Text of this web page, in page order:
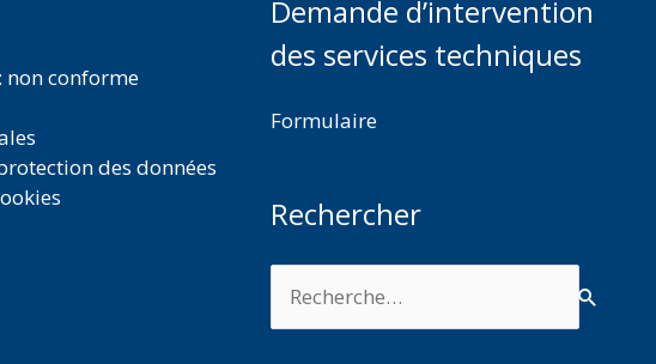
non conforme
des données
Demande d’intervention
des services techniques
Formulaire
Rechercher